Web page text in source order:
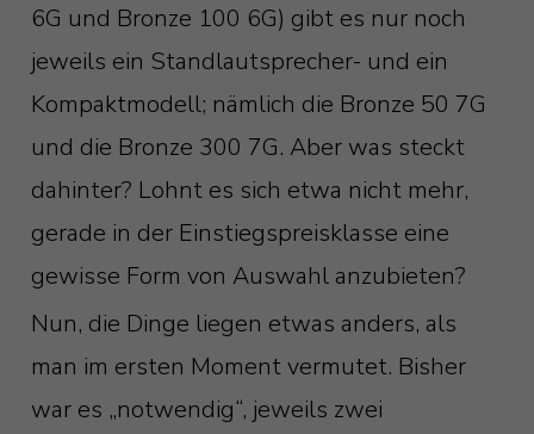
6G und Bronze 100 6G) gibt es nur noch
jeweils ein Standlautsprecher- und ein
Kompaktmodell; nämlich die Bronze 50 7G
und die Bronze 300 7G. Aber was steckt
dahinter? Lohnt es sich etwa nicht mehr,
gerade in der Einstiegspreisklasse eine
gewisse Form von Auswahl anzubieten?
Nun, die Dinge liegen etwas anders, als
man im ersten Moment vermutet. Bisher
war es „notwendig“, jeweils zwei